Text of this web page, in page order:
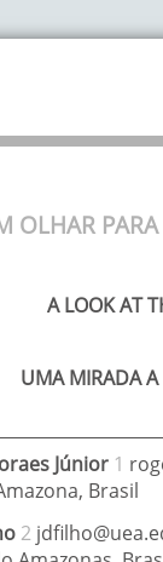
OLHAR
A LOOK AT
UMA MIRADA A
Júnior 1
, Brasil
2